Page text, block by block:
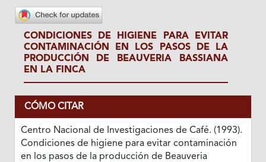
CONDICIONES DE HIGIENE PARA EVITAR
CONTAMINACIÓN EN LOS PASOS DE LA
PRODUCCIÓN DE BEAUVERIA BASSIANA
EN LA FINCA
CÓMO CITAR
Centro Nacional de Investigaciones de Café. (1993).
Condiciones de higiene para evitar contaminación
en los pasos de la producción de Beauveria